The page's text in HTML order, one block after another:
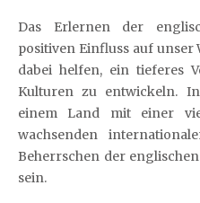
Das Erlernen der
positiven Einfluss auf
dabei helfen, ein tieferes
Kulturen zu entwickeln.
einem Land mit einer
wachsenden
Beherrschen der
sein.